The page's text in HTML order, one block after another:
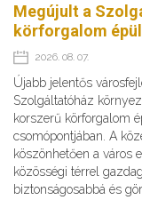
Megújult a
körforgalom
2026. 08. 07.
Újabb jelentős
Szolgáltatóház
korszerű körforgalom
csomópontjában. A
köszönhetően a város
közösségi térrel
biztonságosabbá és